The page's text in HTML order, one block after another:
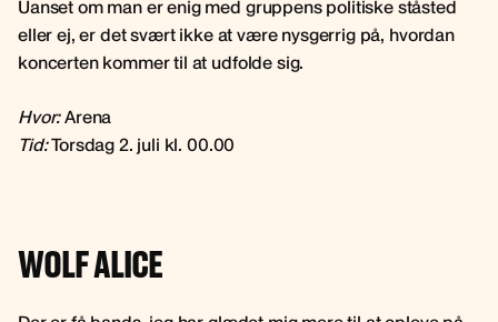
Uanset om man er enig med gruppens politiske ståsted
eller ej, er det svært ikke at være nysgerrig på, hvordan
koncerten kommer til at udfolde sig.
Hvor:Arena
Tid:Torsdag 2. juli kl. 00.00
WOLF ALICE